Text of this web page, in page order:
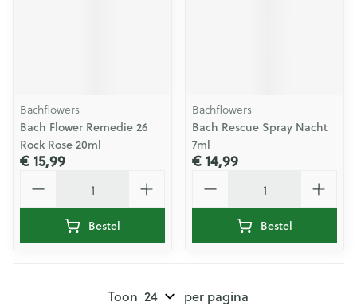
Bachflowers
Bach Flower Remedie 26
Rock Rose 20ml
€ 15,99
Bestel
Bachflowers
Bach Rescue Spray Nacht
7ml
€ 14,99
Bestel
Toon per pagina